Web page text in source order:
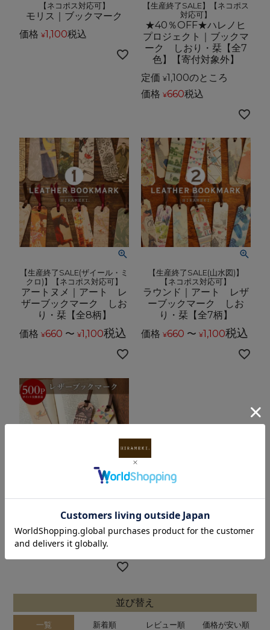
【ネコポス対応可】
モリス｜ブックマーク
価格 ¥1,100税込
【生産終了SALE】【ネコポス
対応可】
★40％OFF★ハレノヒ
プロジェクト｜ブックマ
ーク しおり・栞【全7
色】【寄付対象外】
定価 ¥1,100のところ
価格 ¥660税込
【生産終了SALE(ザイール・ミ
クロ)】【ネコポス対応可】
アートヌメ｜アート レ
ザーブックマーク しお
り・栞【全8柄】
価格 ¥660 〜 ¥1,100税込
【生産終了SALE(山水図)】
【ネコポス対応可】
ラウンド｜アート レザ
ーブックマーク しお
り・栞【全7柄】
価格 ¥660 〜 ¥1,100税込
【ポイント交換のみ】【ネコ
品】レザーブックマーク
＜ランダム＞
価格 ¥500 税込
並び替え
一覧 新着順 レビュー順 価格が安い順